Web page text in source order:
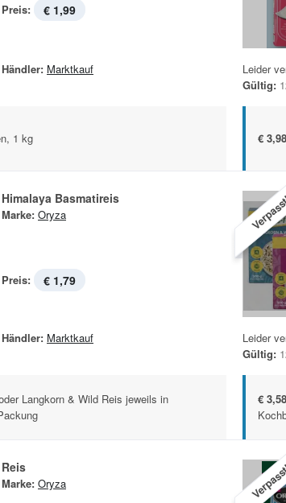
Preis: € 1,99
Händler: Marktkauf
1 kg
Leider
Gültig:
€
Himalaya Basmatireis
Marke: Oryza
Preis: € 1,79
Händler: Marktkauf
Langkorn & Wild Reis jeweils in
Leider
Gültig:
€
Reis
Marke: Oryza